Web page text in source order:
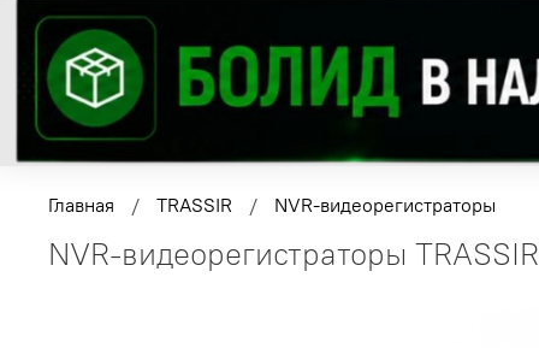
Главная TRASSIR NVR-видеорегистраторы
NVR-видеорегистраторы TRASSIR